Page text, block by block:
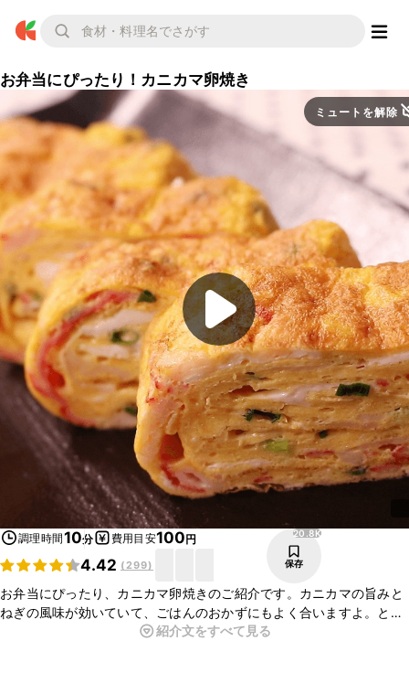
お弁当にぴったり！カニカマ卵焼き
ミュートを解除
調理時間10分 費用目安100円
4.42 (299)
20.8K
保存
お弁当にぴったり、カニカマ卵焼きのご紹介です。カニカマの旨みと
ねぎの風味が効いていて、ごはんのおかずにもよく合いますよ。とて
もおいしいので、ぜひお試しくださいね。
紹介文をすべて見る